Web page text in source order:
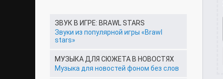
ЗВУК В ИГРЕ: BRAWL STARS
Звуки из популярной игры «Brawl
stars»
МУЗЫКА ДЛЯ СЮЖЕТА В НОВОСТЯХ
Музыка для новостей фоном без слов